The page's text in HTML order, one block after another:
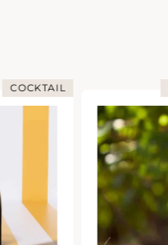
COCKTAIL